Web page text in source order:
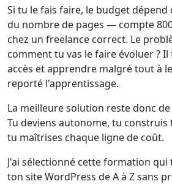
Si tu le fais faire, le budget dépend
du nombre de pages — compte
chez un freelance correct. Le
comment tu vas le faire évoluer ?
accès et apprendre malgré tout à
reporté l'apprentissage.
La meilleure solution reste donc de
Tu deviens autonome, tu construis
tu maîtrises chaque ligne de coût.
J'ai sélectionné cette formation
ton site WordPress de A à Z sans